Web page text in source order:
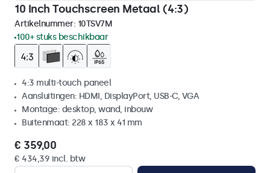
10 Inch Touchscreen Metaal (4:3)
Artikelnummer: 10TSV7M
100+ stuks beschikbaar
4:3 multi-touch paneel
Aansluitingen: HDMI, DisplayPort, USB-C, VGA
Montage: desktop, wand, inbouw
Buitenmaat: 228 x 183 x 41 mm
€ 359,00
€ 434,39 incl. btw